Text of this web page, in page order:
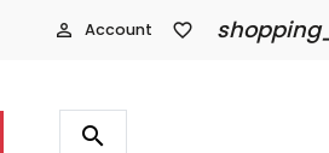
person_outline Account favorite_border
Producten
zoeken
search